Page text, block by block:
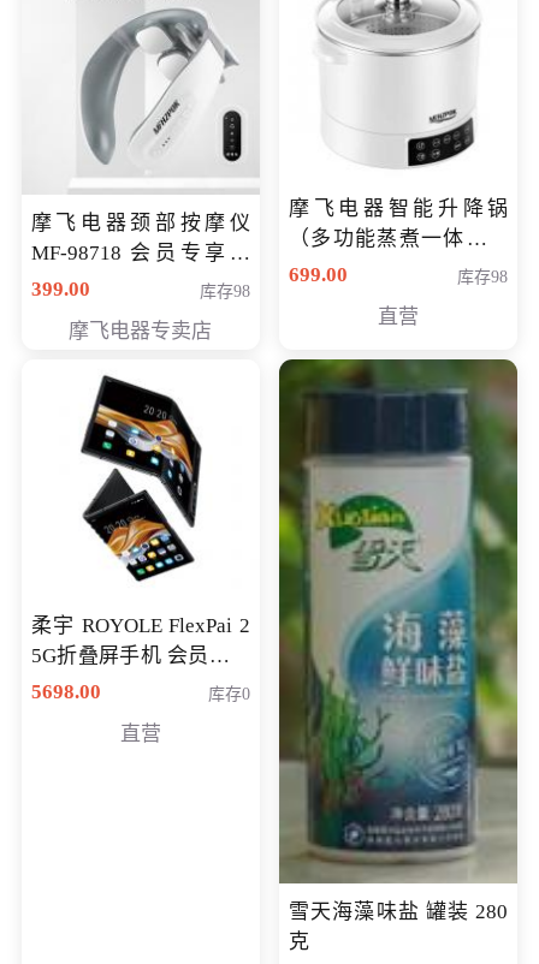
摩飞电器颈部按摩仪
MF-98718 会员专享价
299元
399.00 库存98
摩飞电器专卖店
摩飞电器智能升降锅
（多功能蒸煮一体锅）
（智能升降养生锅） 会
699.00 库存98
直营
柔宇 ROYOLE FlexPai 2
5G折叠屏手机 会员专享
购买价格 4998元
5698.00 库存0
直营
雪天海藻味盐 罐装 280
克